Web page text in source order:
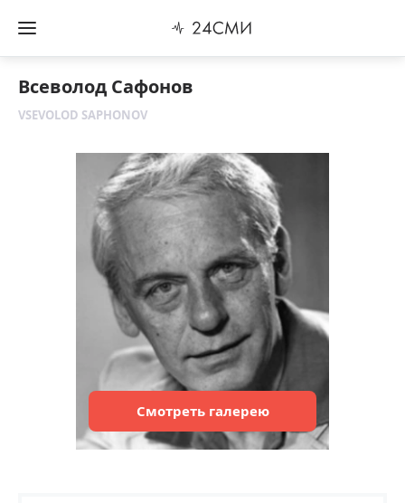
Всеволод Сафонов
VSEVOLOD SAPHONOV
Смотреть галерею